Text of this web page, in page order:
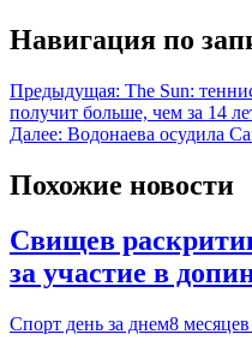
Навигация по
Предыдущая: The Sun:
получит больше, чем за 14
Далее: Водонаева осудила
Похожие новости
Свищев
за участие в
Спорт день за днем8